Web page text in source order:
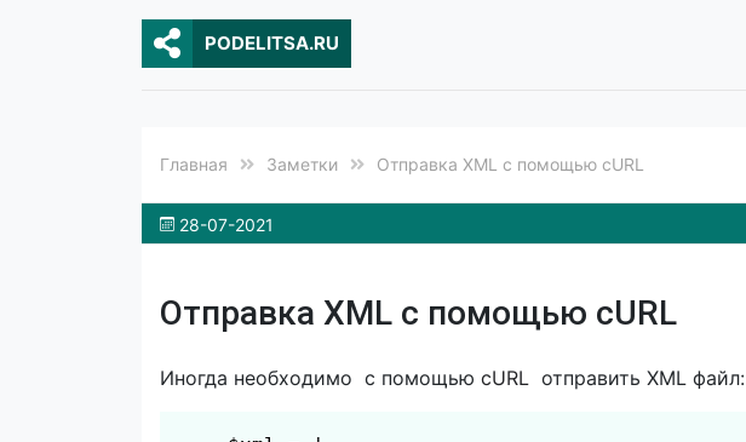
PODELITSA.RU
Главная Заметки Отправка XML с помощью cURL
28-07-2021
Отправка XML с помощью cURL
Иногда необходимо с помощью cURL отправить XML файл: